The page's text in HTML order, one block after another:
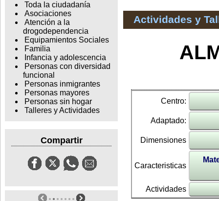
Toda la ciudadanía
Asociaciones
Atención a la
drogodependencia
Equipamientos Sociales
Familia
Infancia y adolescencia
Personas con diversidad
funcional
Personas inmigrantes
Personas mayores
Personas sin hogar
Talleres y Actividades
Compartir
Actividades y
Centro:
Adaptado:
Dimensiones
Caracteristicas
Actividades